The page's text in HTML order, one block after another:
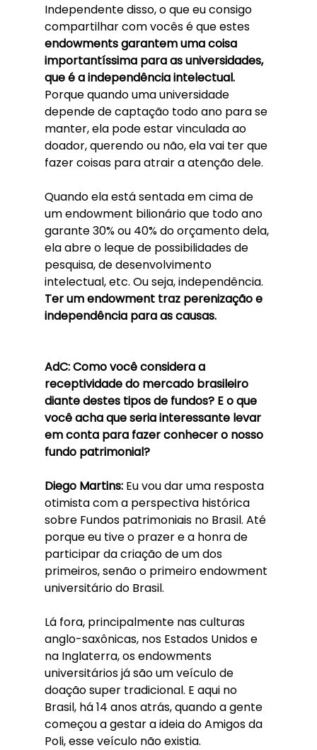
Independente disso, o que eu consigo
compartilhar com vocês é que estes
endowments garantem uma coisa
importantíssima para as universidades,
que é a independência intelectual.
Porque quando uma universidade
depende de captação todo ano para se
manter, ela pode estar vinculada ao
doador, querendo ou não, ela vai ter que
fazer coisas para atrair a atenção dele.
Quando ela está sentada em cima de
um endowment bilionário que todo ano
garante 30% ou 40% do orçamento dela,
ela abre o leque de possibilidades de
pesquisa, de desenvolvimento
intelectual, etc. Ou seja, independência.
Ter um endowment traz perenização e
independência para as causas.
AdC: Como você considera a
receptividade do mercado brasileiro
diante destes tipos de fundos? E o que
você acha que seria interessante levar
em conta para fazer conhecer o nosso
fundo patrimonial?
Diego Martins: Eu vou dar uma resposta
otimista com a perspectiva histórica
sobre Fundos patrimoniais no Brasil. Até
porque eu tive o prazer e a honra de
participar da criação de um dos
primeiros, senão o primeiro endowment
universitário do Brasil.
Lá fora, principalmente nas culturas
anglo-saxônicas, nos Estados Unidos e
na Inglaterra, os endowments
universitários já são um veículo de
doação super tradicional. E aqui no
Brasil, há 14 anos atrás, quando a gente
começou a gestar a ideia do Amigos da
Poli, esse veículo não existia.